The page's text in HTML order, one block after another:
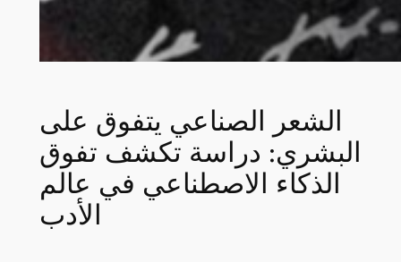
الشعر الصناعي يتفوق على
البشري: دراسة تكشف تفوق
الذكاء الاصطناعي في عالم
الأدب